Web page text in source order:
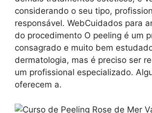
considerando o seu tipo,
responsável. WebCuidados para
do procedimento O peeling é um
consagrado e muito bem
dermatologia, mas é preciso ser
um profissional especializado.
oferecem a.